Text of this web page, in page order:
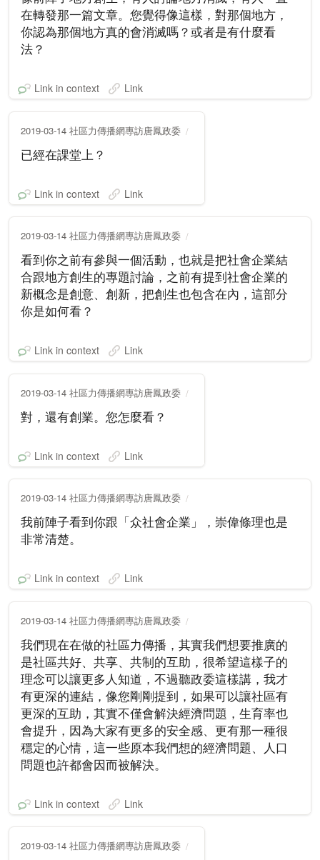
在轉發那一篇文章。您覺得像這樣，對那個地方，
你認為那個地方真的會消滅嗎？或者是有什麼看
法？
Link in context Link
2019-03-14 社區力傳播網專訪唐鳳政委
已經在課堂上？
Link in context Link
2019-03-14 社區力傳播網專訪唐鳳政委
看到你之前有參與一個活動，也就是把社會企業結
合跟地方創生的專題討論，之前有提到社會企業的
新概念是創意、創新，把創生也包含在內，這部分
你是如何看？
Link in context Link
2019-03-14 社區力傳播網專訪唐鳳政委
對，還有創業。您怎麼看？
Link in context Link
2019-03-14 社區力傳播網專訪唐鳳政委
我前陣子看到你跟「众社會企業」，崇偉條理也是
非常清楚。
Link in context Link
2019-03-14 社區力傳播網專訪唐鳳政委
我們現在在做的社區力傳播，其實我們想要推廣的
是社區共好、共享、共制的互助，很希望這樣子的
理念可以讓更多人知道，不過聽政委這樣講，我才
有更深的連結，像您剛剛提到，如果可以讓社區有
更深的互助，其實不僅會解決經濟問題，生育率也
會提升，因為大家有更多的安全感、更有那一種很
穩定的心情，這一些原本我們想的經濟問題、人口
問題也許都會因而被解決。
Link in context Link
2019-03-14 社區力傳播網專訪唐鳳政委